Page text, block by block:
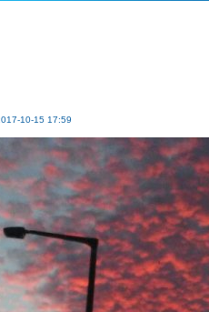
10-15 17:59